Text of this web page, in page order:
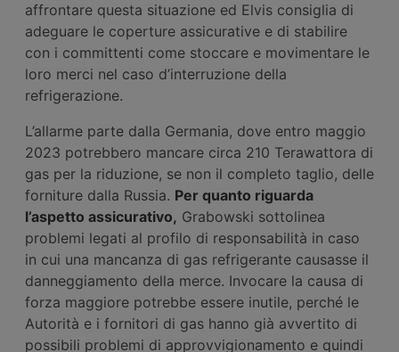
affrontare questa situazione ed Elvis consiglia di
adeguare le coperture assicurative e di stabilire
con i committenti come stoccare e movimentare le
loro merci nel caso d’interruzione della
refrigerazione.
L’allarme parte dalla Germania, dove entro maggio
2023 potrebbero mancare circa 210 Terawattora di
gas per la riduzione, se non il completo taglio, delle
forniture dalla Russia. Per quanto riguarda
l’aspetto assicurativo, Grabowski sottolinea
problemi legati al profilo di responsabilità in caso
in cui una mancanza di gas refrigerante causasse il
danneggiamento della merce. Invocare la causa di
forza maggiore potrebbe essere inutile, perché le
Autorità e i fornitori di gas hanno già avvertito di
possibili problemi di approvvigionamento e quindi